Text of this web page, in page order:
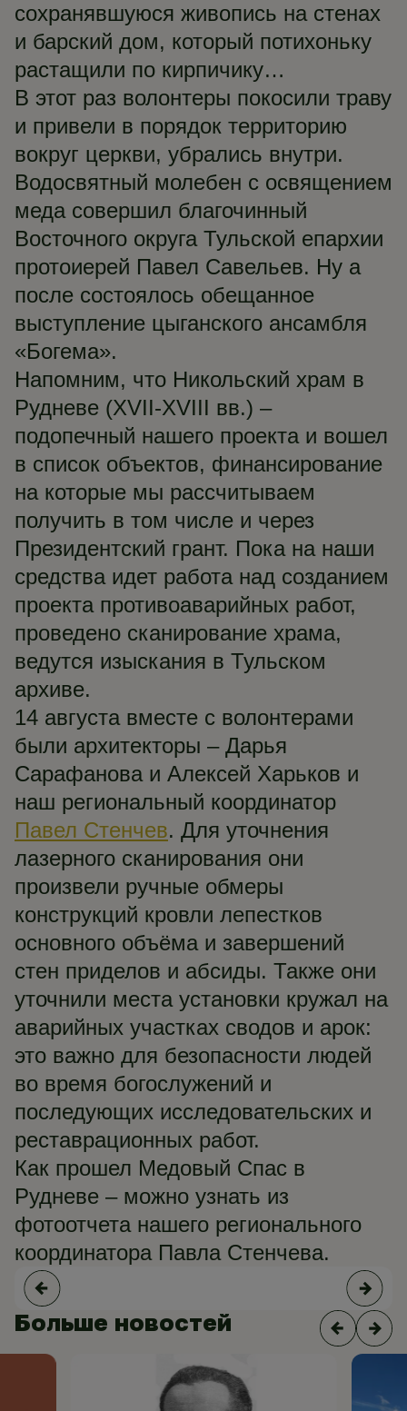
сохранявшуюся живопись на стенах
и барский дом, который потихоньку
растащили по кирпичику…
В этот раз волонтеры покосили траву
и привели в порядок территорию
вокруг церкви, убрались внутри.
Водосвятный молебен с освящением
меда совершил благочинный
Восточного округа Тульской епархии
протоиерей Павел Савельев. Ну а
после состоялось обещанное
выступление цыганского ансамбля
«Богема».
Напомним, что Никольский храм в
Рудневе (XVII-XVIII вв.) –
подопечный нашего проекта и вошел
в список объектов, финансирование
на которые мы рассчитываем
получить в том числе и через
Президентский грант. Пока на наши
средства идет работа над созданием
проекта противоаварийных работ,
проведено сканирование храма,
ведутся изыскания в Тульском
архиве.
14 августа вместе с волонтерами
были архитекторы – Дарья
Сарафанова и Алексей Харьков и
наш региональный координатор
Павел Стенчев. Для уточнения
лазерного сканирования они
произвели ручные обмеры
конструкций кровли лепестков
основного объёма и завершений
стен приделов и абсиды. Также они
уточнили места установки кружал на
аварийных участках сводов и арок:
это важно для безопасности людей
во время богослужений и
последующих исследовательских и
реставрационных работ.
Как прошел Медовый Спас в
Рудневе – можно узнать из
фотоотчета нашего регионального
координатора Павла Стенчева.
Больше новостей